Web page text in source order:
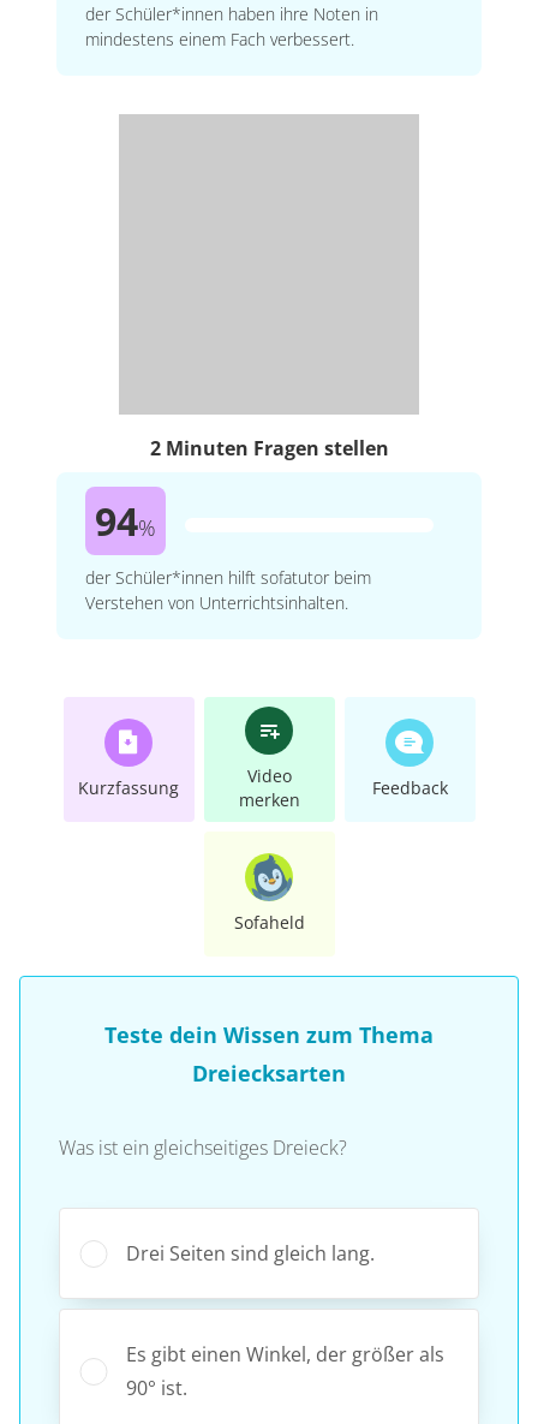
der Schüler*innen haben ihre Noten in
mindestens einem Fach verbessert.
2 Minuten Fragen stellen
94%
der Schüler*innen hilft sofatutor beim
Verstehen von Unterrichtsinhalten.
Kurzfassung
Video
merken
Feedback
Sofaheld
Teste dein Wissen zum Thema
Dreiecksarten
Was ist ein gleichseitiges Dreieck?
Drei Seiten sind gleich lang.
Es gibt einen Winkel, der größer als
90° ist.